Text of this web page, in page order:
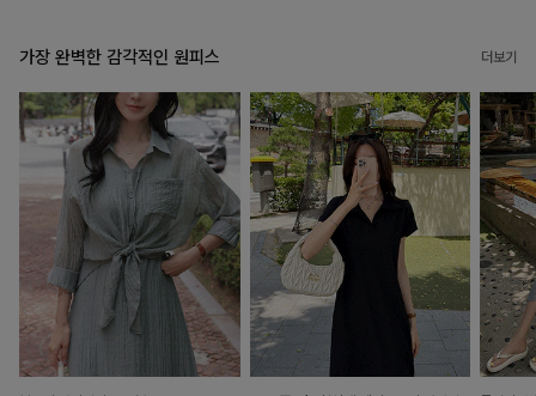
가장 완벽한 감각적인 원피스 더보기